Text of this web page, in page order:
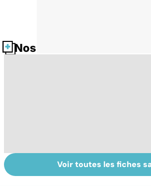
Nos fiches santé
Covid-19 : tout
savoir sur la
Variole
Voir toutes les fiches